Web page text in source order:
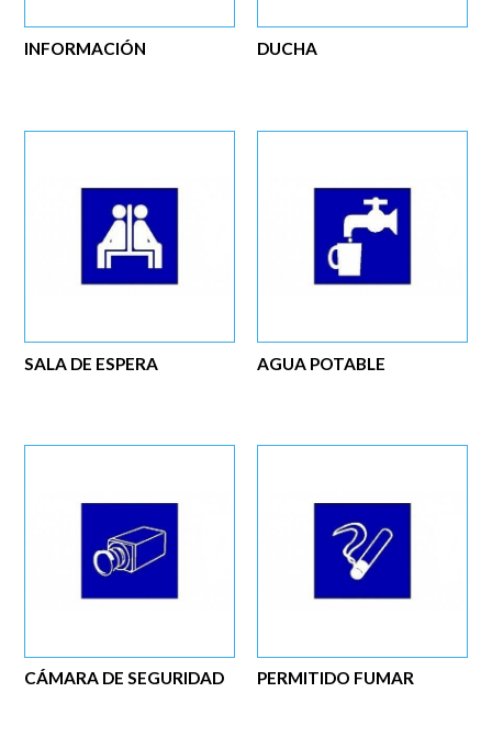
DUCHA
INFORMACIÓN
AGUA POTABLE
SALA DE ESPERA
PERMITIDO FUMAR
CÁMARA DE SEGURIDAD